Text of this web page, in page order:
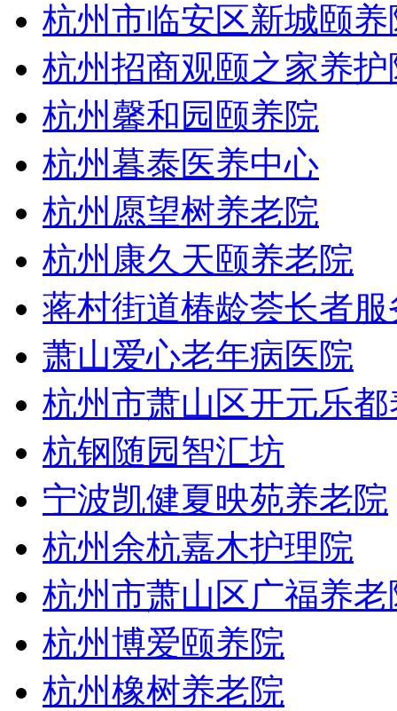
杭州市临安区新城颐养
杭州招商观颐之家养护
杭州馨和园颐养院
杭州暮泰医养中心
杭州愿望树养老院
杭州康久天颐养老院
蒋村街道椿龄荟长者
萧山爱心老年病医院
杭州市萧山区开元乐
杭钢随园智汇坊
宁波凯健夏映苑养老院
杭州余杭嘉木护理院
杭州市萧山区广福养老
杭州博爱颐养院
杭州橡树养老院